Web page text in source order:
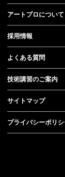
アートプロについて
採用情報
よくある質問
技術講習のご案内
サイトマップ
プライバシーポリ